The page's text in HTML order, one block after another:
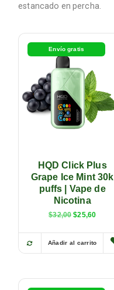
estancado en percha.
Envío gratis
HQD Click Plus
Grape Ice Mint 30k
puffs | Vape de
Nicotina
$32,00 $25,60
Añadir al carrito